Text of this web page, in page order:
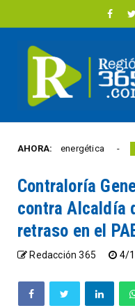
AHORA:
energética REGIÓN
Contraloría
contra Alcaldía
retraso en el
Redacción 365 4/